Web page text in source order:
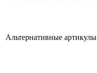
Альтернативные артикулы